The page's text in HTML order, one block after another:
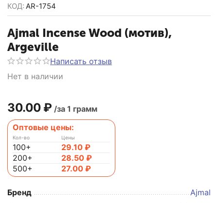
КОД: AR-1754
Ajmal Incense Wood (мотив),
Argeville
Написать отзыв
Нет в наличии
30.00 ₽ /за 1 грамм
Оптовые цены:
Кол-во
100+
200+
500+
Цены
29.10 ₽
28.50 ₽
27.00 ₽
Бренд
Ajmal